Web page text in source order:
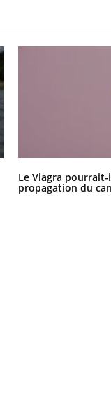
Le Viagra
propagation du